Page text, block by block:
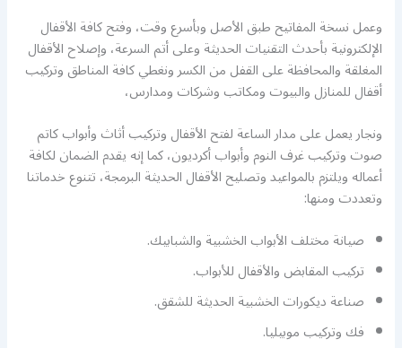
وعمل نسخة المفاتيح طبق الأصل وبأسرع وقت، وفتح كافة الأقفال
الإلكترونية بأحدث التقنيات الحديثة وعلى أتم السرعة، وإصلاح الأقفال
المغلقة والمحافظة على القفل من الكسر ونغطي كافة المناطق وتركيب
أقفال للمنازل والبيوت ومكاتب وشركات ومدارس،
ونجار يعمل على مدار الساعة لفتح الأقفال وتركيب أثاث وأبواب كاتم
صوت وتركيب غرف النوم وأبواب أكرديون، كما إنه يقدم الضمان لكافة
أعماله ويلتزم بالمواعيد وتصليح الأقفال الحديثة البرمجة، تتنوع خدماتنا
وتعددت ومنها:
صيانة مختلف الأبواب الخشبية والشبابيك.
تركيب المقابض والأقفال للأبواب.
صناعة ديكورات الخشبية الحديثة للشقق.
فك وتركيب موبيليا.